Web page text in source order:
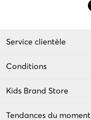
Service clientèle
Conditions
Kids Brand Store
Tendances du moment